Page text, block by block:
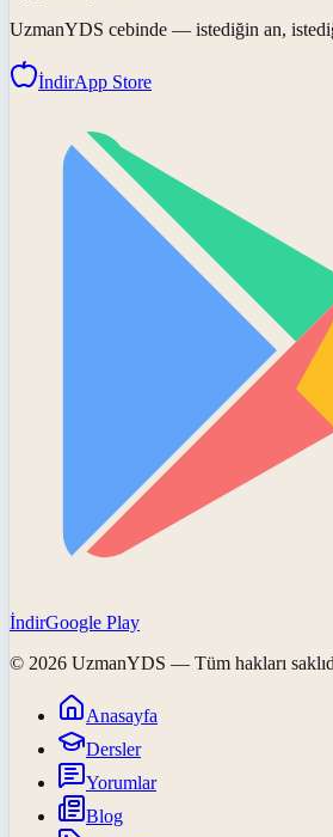
UzmanYDS cebinde — istediğin an,
İndirApp Store
İndirGoogle Play
© 2026 UzmanYDS — Tüm hakları
Anasayfa
Dersler
Yorumlar
Blog